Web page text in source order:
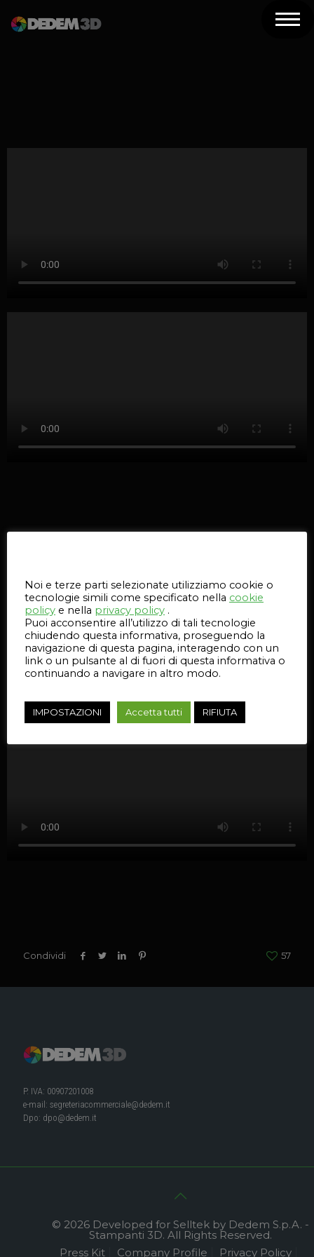
Newsletter
Condividi 57
P. IVA: 00907201008
e-mail: segreteriacommerciale@dedem.it
Dpo: dpo@dedem.it
© 2026 Developed for Selltek by Dedem S.p.A. -
Stampanti 3D. All Rights Reserved.
Press Kit
Company Profile Privacy Policy
Noi e terze parti selezionate utilizziamo cookie o
tecnologie simili come specificato nella cookie
policy e nella privacy policy .
Puoi acconsentire all’utilizzo di tali tecnologie
chiudendo questa informativa, proseguendo la
navigazione di questa pagina, interagendo con un
link o un pulsante al di fuori di questa informativa o
continuando a navigare in altro modo.
IMPOSTAZIONI Accetta tutti RIFIUTA